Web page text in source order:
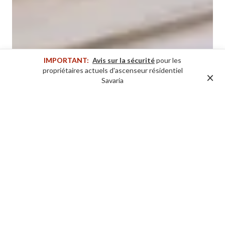
×
IMPORTANT: Avis sur la sécuritépour les
propriétaires actuels d'ascenseur résidentiel
Savaria